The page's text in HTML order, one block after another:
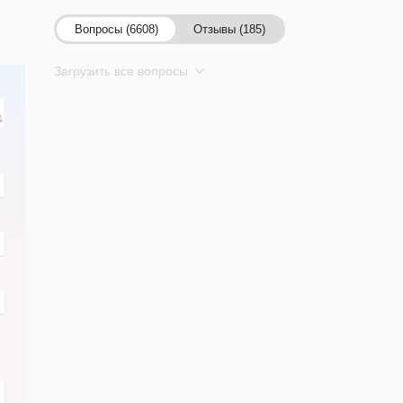
Вопросы (6608) Отзывы (185)
Загрузить все вопросы